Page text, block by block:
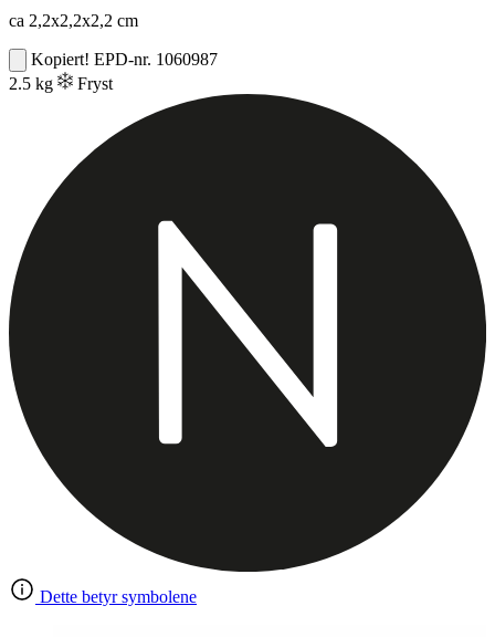
ca 2,2x2,2x2,2 cm
Kopiert! EPD-nr. 1060987
2.5 kg
Fryst
Dette betyr symbolene